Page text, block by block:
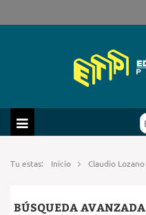
Tu estas: Inicio Claudio Lozano
BÚSQUEDA AVANZADA